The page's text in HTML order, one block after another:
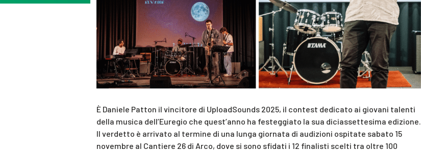
È Daniele Patton il vincitore di UploadSounds 2025, il contest dedicato ai giovani talenti
della musica dell’Euregio che quest’anno ha festeggiato la sua diciassettesima edizione.
Il verdetto è arrivato al termine di una lunga giornata di audizioni ospitate sabato 15
novembre al Cantiere 26 di Arco, dove si sono sfidati i 12 finalisti scelti tra oltre 100